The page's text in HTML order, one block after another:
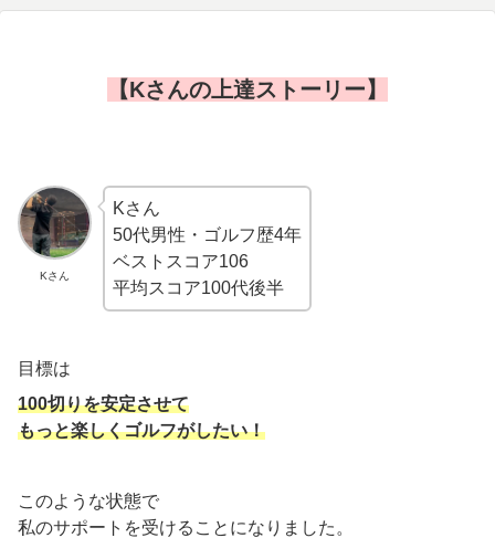
【Kさんの上達ストーリー】
Kさん
Kさん
50代男性・ゴルフ歴4年
ベストスコア106
平均スコア100代後半
目標は
100切りを安定させて
もっと楽しくゴルフがしたい！
このような状態で
私のサポートを受けることになりました。